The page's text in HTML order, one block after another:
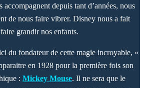
accompagnent depuis tant d’années, nous
de nous faire vibrer. Disney nous a fait
grandir nos enfants.
du fondateur de cette magie incroyable, «
en 1928 pour la première fois son
: Mickey Mouse. Il ne sera que le